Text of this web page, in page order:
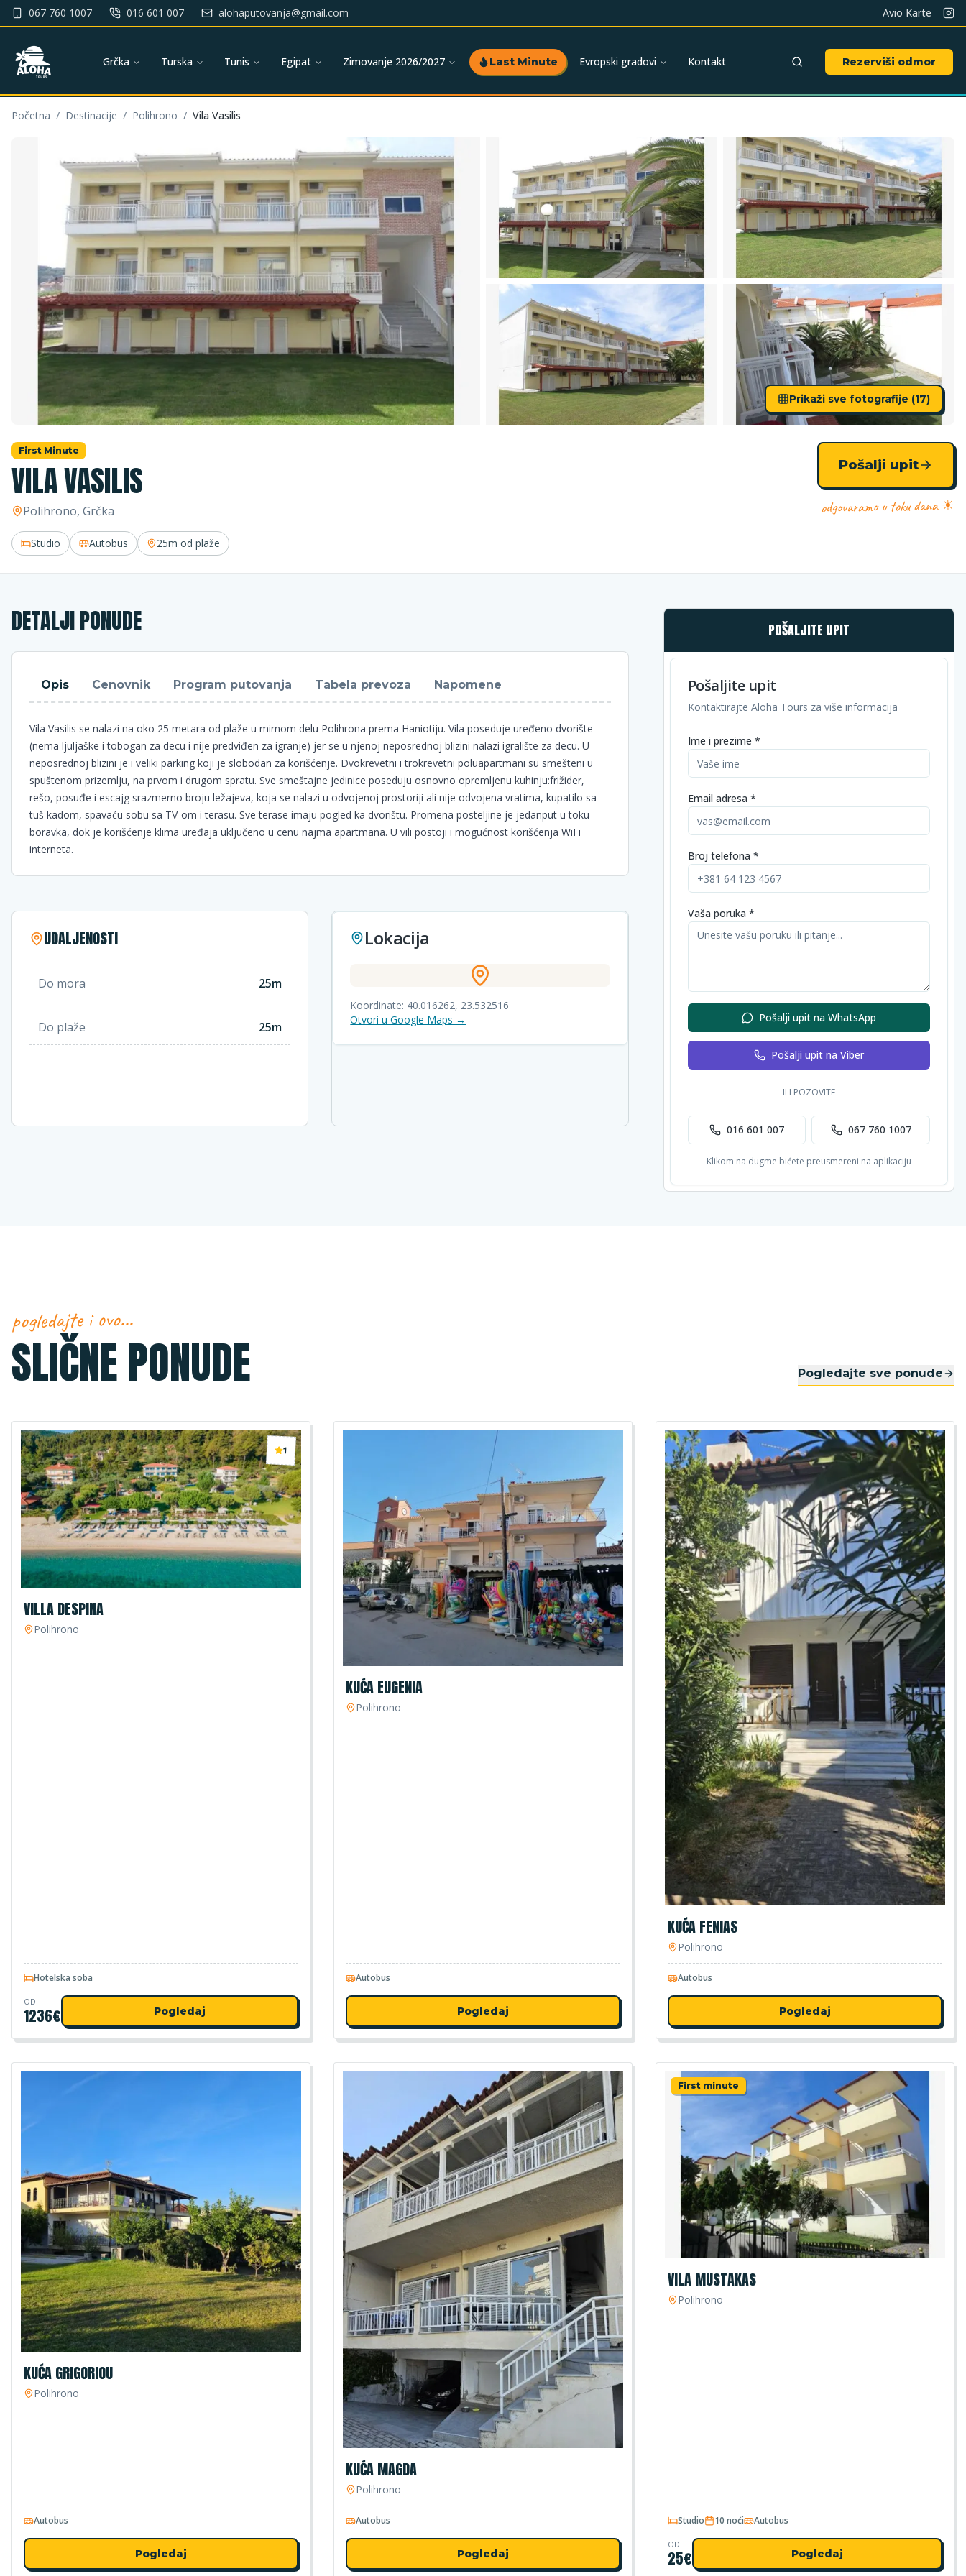
067 760 1007 016 601 007 alohaputovanja@gmail.com Avio Karte
Grčka Turska Tunis Egipat Zimovanje 2026/2027 Last Minute Evropski gradovi Kontakt Rezerviši odmor
Početna / Destinacije / Polihrono / Vila Vasilis
Prikaži sve fotografije (17)
First Minute
VILA VASILIS
Polihrono, Grčka
Studio Autobus 25m od plaže
Pošalji upit
odgovaramo u toku dana ☀
DETALJI PONUDE
Opis Cenovnik Program putovanja Tabela prevoza Napomene
Vila Vasilis se nalazi na oko 25 metara od plaže u mirnom delu Polihrona prema Haniotiju. Vila poseduje uređeno dvorište
(nema ljuljaške i tobogan za decu i nije predviđen za igranje) jer se u njenoj neposrednoj blizini nalazi igralište za decu. U
neposrednoj blizini je i veliki parking koji je slobodan za korišćenje. Dvokrevetni i trokrevetni poluapartmani su smešteni u
spuštenom prizemlju, na prvom i drugom spratu. Sve smeštajne jedinice poseduju osnovno opremljenu kuhinju:frižider,
rešo, posuđe i escajg srazmerno broju ležajeva, koja se nalazi u odvojenoj prostoriji ali nije odvojena vratima, kupatilo sa
tuš kadom, spavaću sobu sa TV-om i terasu. Sve terase imaju pogled ka dvorištu. Promena posteljine je jedanput u toku
boravka, dok je korišćenje klima uređaja uključeno u cenu najma apartmana. U vili postoji i mogućnost korišćenja WiFi
interneta.
UDALJENOSTI
Do mora 25m
Do plaže 25m
Lokacija
Koordinate: 40.016262, 23.532516
Otvori u Google Maps →
POŠALJITE UPIT
Pošaljite upit
Kontaktirajte Aloha Tours za više informacija
Ime i prezime *
Email adresa *
Broj telefona *
Vaša poruka *
Pošalji upit na WhatsApp
Pošalji upit na Viber
ILI POZOVITE
016 601 007 067 760 1007
Klikom na dugme bićete preusmereni na aplikaciju
pogledajte i ovo…
SLIČNE PONUDE Pogledajte sve ponude
1
VILLA DESPINA
Polihrono
Hotelska soba
OD
1236€ Pogledaj
KUĆA EUGENIA
Polihrono
Autobus
Pogledaj
KUĆA FENIAS
Polihrono
Autobus
Pogledaj
KUĆA GRIGORIOU
Polihrono
Autobus
Pogledaj
KUĆA MAGDA
Polihrono
Autobus
Pogledaj
First minute
VILA MUSTAKAS
Polihrono
Studio 10 noći Autobus
OD
25€ Pogledaj